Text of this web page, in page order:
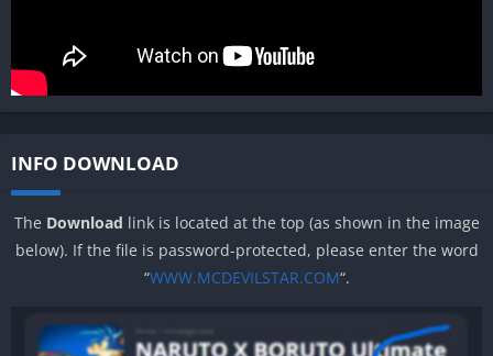
INFO DOWNLOAD
The Download link is located at the top (as shown in the image
below). If the file is password-protected, please enter the word
“WWW.MCDEVILSTAR.COM“.